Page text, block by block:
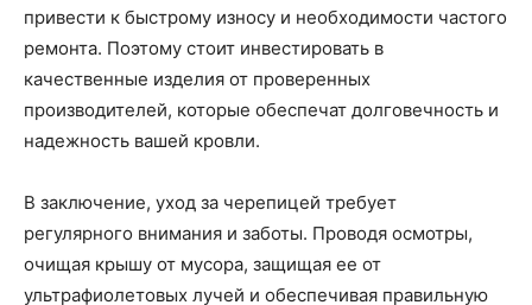
привести к быстрому износу и необходимости частого
ремонта. Поэтому стоит инвестировать в
качественные изделия от проверенных
производителей, которые обеспечат долговечность и
надежность вашей кровли.
В заключение, уход за черепицей требует
регулярного внимания и заботы. Проводя осмотры,
очищая крышу от мусора, защищая ее от
ультрафиолетовых лучей и обеспечивая правильную